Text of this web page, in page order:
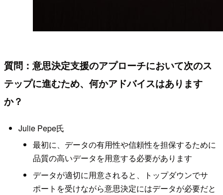
質問：意思決定支援のアプローチにおいて次のス
テップに進むため、何かアドバイスはあります
か？
Julie Pepe氏
最初に、データの有用性や信頼性を担保するために
品質の高いデータを用意する必要があります
データが適切に用意されると、トップダウンでサ
ポートを受けながら意思決定にはデータが必要だと